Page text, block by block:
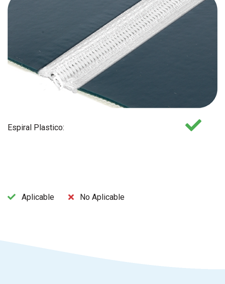
Espiral Plastico:
Aplicable No Aplicable